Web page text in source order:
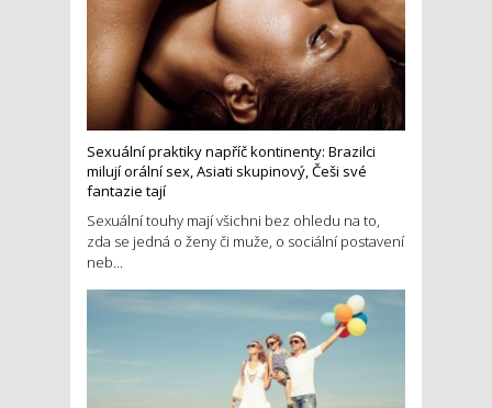
Sexuální praktiky napříč kontinenty: Brazilci
milují orální sex, Asiati skupinový, Češi své
fantazie tají
Sexuální touhy mají všichni bez ohledu na to,
zda se jedná o ženy či muže, o sociální postavení
neb...